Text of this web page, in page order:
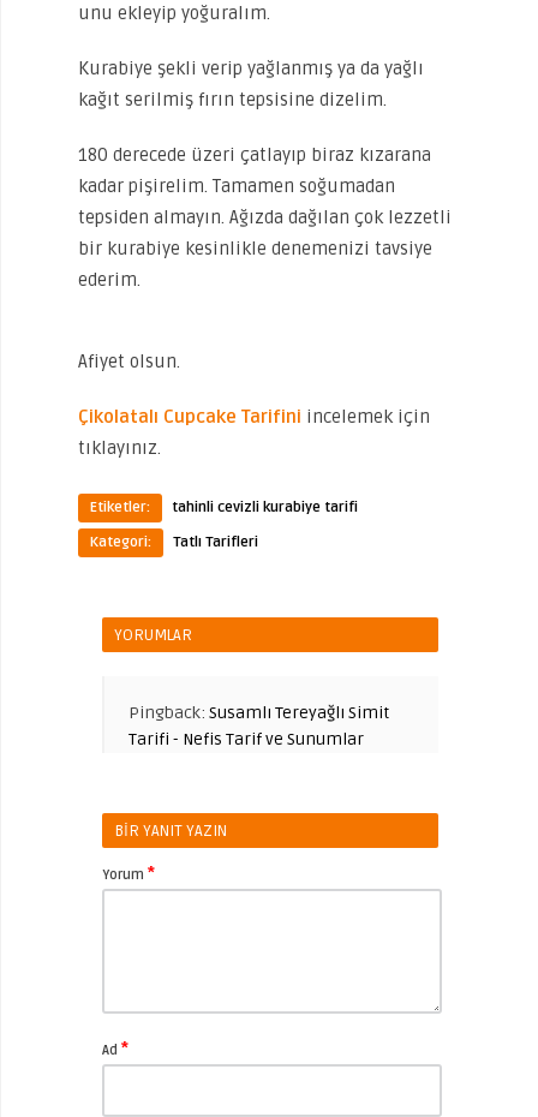
unu ekleyip yoğuralım.
Kurabiye şekli verip yağlanmış ya da yağlı
kağıt serilmiş fırın tepsisine dizelim.
180 derecede üzeri çatlayıp biraz kızarana
kadar pişirelim. Tamamen soğumadan
tepsiden almayın. Ağızda dağılan çok lezzetli
bir kurabiye kesinlikle denemenizi tavsiye
ederim.
Afiyet olsun.
Çikolatalı Cupcake Tarifini incelemek için
tıklayınız.
Etiketler:
tahinli cevizli kurabiye tarifi
Kategori:
Tatlı Tarifleri
YORUMLAR
Pingback: Susamlı Tereyağlı Simit
Tarifi - Nefis Tarif ve Sunumlar
BIR YANIT YAZIN
Yorum *
Ad *